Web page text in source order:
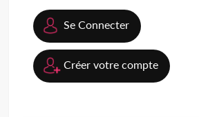
Se Connecter
Créer votre compte